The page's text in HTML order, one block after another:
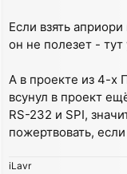
Если взять
он не полезет -
А в проекте из 4-х
всунул в проект
RS-232 и SPI,
пожертвовать,
iLavr